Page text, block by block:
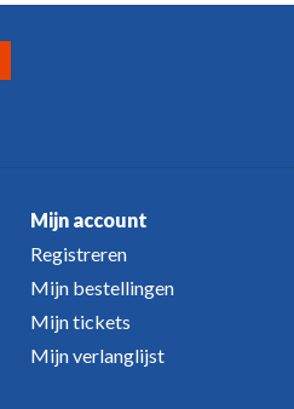
Mijn account
Registreren
Mijn bestellingen
Mijn tickets
Mijn verlanglijst